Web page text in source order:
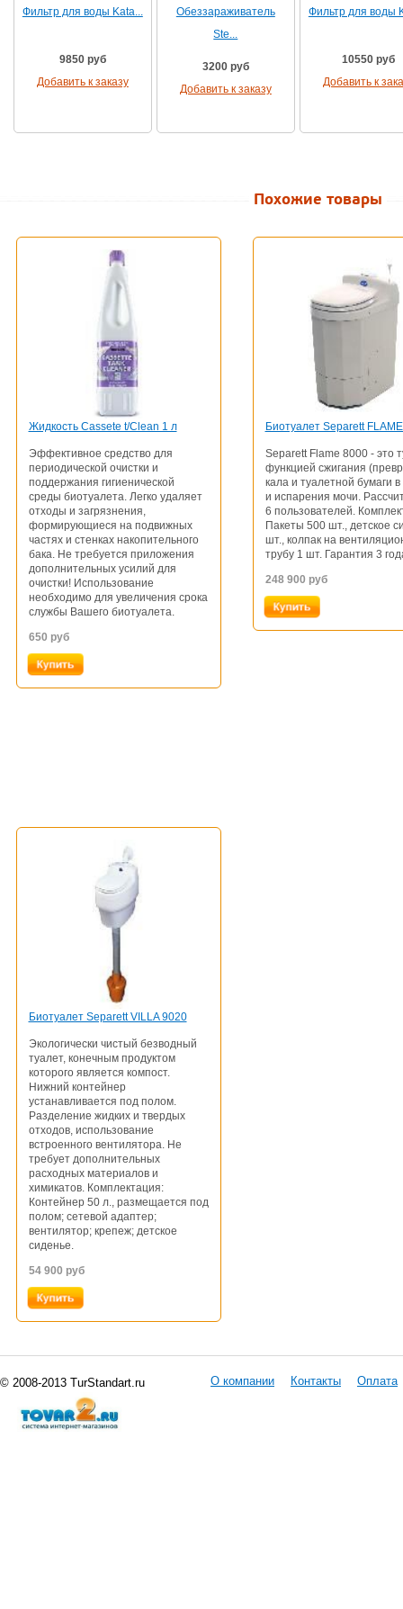
Фильтр для воды Kata...
9850 руб
Добавить к заказу
Обеззараживатель
Ste...
3200 руб
Добавить к заказу
Фильтр для воды
10550 руб
Добавить к
Похожие товары
Жидкость Cassete t/Clean 1 л
Эффективное средство для
периодической очистки и
поддержания гигиенической
среды биотуалета. Легко удаляет
отходы и загрязнения,
формирующиеся на подвижных
частях и стенках накопительного
бака. Не требуется приложения
дополнительных усилий для
очистки! Использование
необходимо для увеличения срока
службы Вашего биотуалета.
650 руб
Биотуалет Separett
Separett Flame 8000 - это
функцией сжигания
кала и туалетной бумаги
и испарения мочи.
6 пользователей.
Пакеты 500 шт., детское
шт., колпак на
трубу 1 шт. Гарантия 3
248 900 руб
Биотуалет Separett VILLA 9020
Экологически чистый безводный
туалет, конечным продуктом
которого является компост.
Нижний контейнер
устанавливается под полом.
Разделение жидких и твердых
отходов, использование
встроенного вентилятора. Не
требует дополнительных
расходных материалов и
химикатов. Комплектация:
Контейнер 50 л., размещается под
полом; сетевой адаптер;
вентилятор; крепеж; детское
сиденье.
54 900 руб
© 2008-2013 TurStandart.ru О компании Контакты Оплата